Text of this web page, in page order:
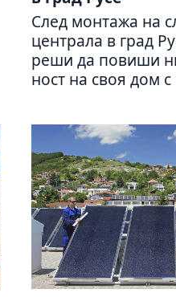
След мон­тажа на
цен­трала в град
реши да повиши
ност на своя дом